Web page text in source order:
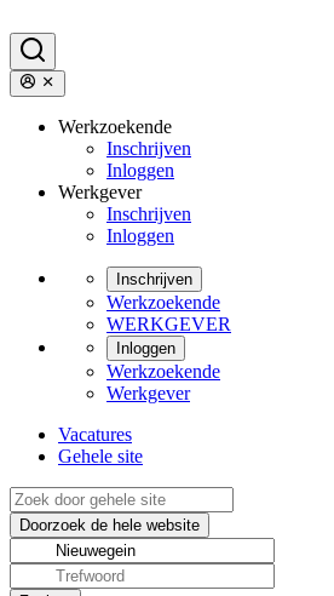
Werkzoekende
Inschrijven
Inloggen
Werkgever
Inschrijven
Inloggen
Inschrijven
Werkzoekende
WERKGEVER
Inloggen
Werkzoekende
Werkgever
Vacatures
Gehele site